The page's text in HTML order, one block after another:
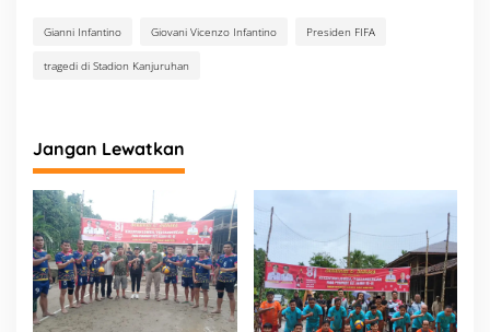
Gianni Infantino Giovani Vicenzo Infantino Presiden FIFA
tragedi di Stadion Kanjuruhan
Jangan Lewatkan